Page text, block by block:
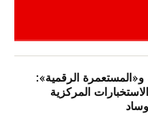
و«المستعمرة الرقمية»:
المركزية